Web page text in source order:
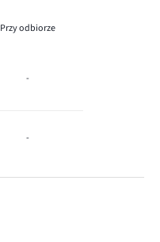
Przy odbiorze
-
-